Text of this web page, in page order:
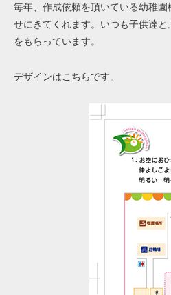
毎年、作成依頼を頂いている幼稚
せにきてくれます。いつも子供達
をもらっています。
デザインはこちらです。